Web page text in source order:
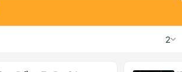
2